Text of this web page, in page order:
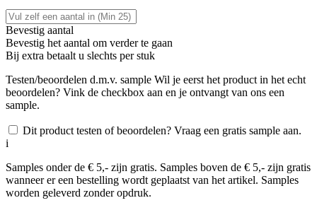
Bevestig aantal
Bevestig het aantal om verder te gaan
Bij extra betaalt u slechts per stuk
Testen/beoordelen d.m.v. sample Wil je eerst het product in het echt
beoordelen? Vink de checkbox aan en je ontvangt van ons een
sample.
Dit product testen of beoordelen? Vraag een gratis sample aan.
i
Samples onder de € 5,- zijn gratis. Samples boven de € 5,- zijn gratis
wanneer er een bestelling wordt geplaatst van het artikel. Samples
worden geleverd zonder opdruk.